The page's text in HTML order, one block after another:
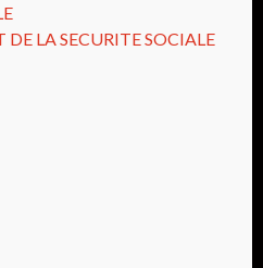
LA SECURITE SOCIALE